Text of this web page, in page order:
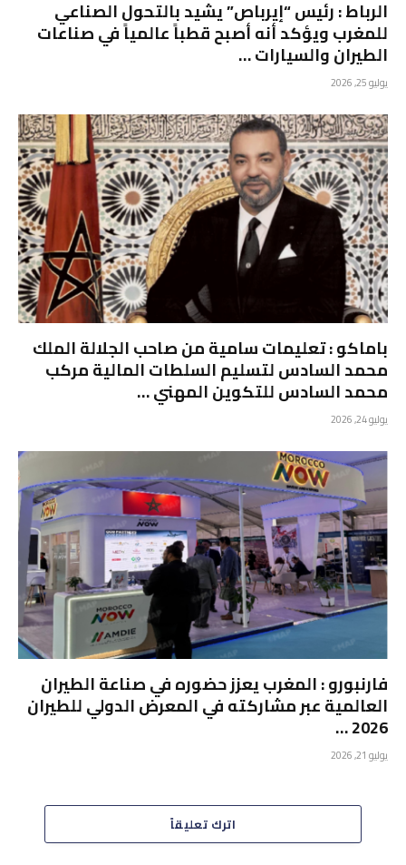
الرباط : رئيس “إيرباص” يشيد بالتحول الصناعي
للمغرب ويؤكد أنه أصبح قطباً عالمياً في صناعات
الطيران والسيارات …
يوليو 25, 2026
باماكو : تعليمات سامية من صاحب الجلالة الملك
محمد السادس لتسليم السلطات المالية مركب
محمد السادس للتكوين المهني …
يوليو 24, 2026
فارنبورو : المغرب يعزز حضوره في صناعة الطيران
العالمية عبر مشاركته في المعرض الدولي للطيران
2026 …
يوليو 21, 2026
اترك تعليقاً